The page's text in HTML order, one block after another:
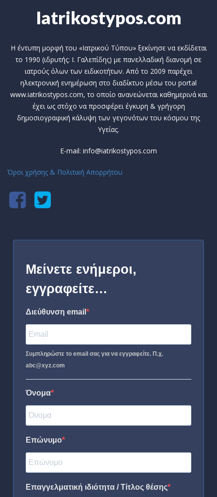
Iatrikostypos.com
Η έντυπη μορφή του «Ιατρικού Τύπου» ξεκίνησε να εκδίδεται
το 1990 (ιδρυτής: Ι. Γαλεπίδης) με πανελλαδική διανομή σε
ιατρούς όλων των ειδικοτήτων. Από το 2009 παρέχει
ηλεκτρονική ενημέρωση στο διαδίκτυο μέσω του portal
www.iatrikostypos.com, το οποίο ανανεώνεται καθημερινά και
έχει ως στόχο να προσφέρει έγκυρη & γρήγορη
δημοσιογραφική κάλυψη των γεγονότων του κόσμου της
Υγείας.
E-mail: info@iatrikostypos.com
Όροι χρήσης & Πολιτική Απορρήτου
Μείνετε ενήμεροι,
εγγραφείτε…
Διεύθυνση email
Συμπληρώστε το email σας για να εγγραφείτε. Π.χ.
abc@xyz.com
Όνομα
Επώνυμο
Επαγγελματική ιδιότητα / Τίτλος θέσης